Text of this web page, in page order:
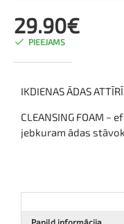
29.90€
PIEEJAMS
IKDIENAS ĀDAS
CLEANSING FOAM
jebkuram ādas
Papild informācija